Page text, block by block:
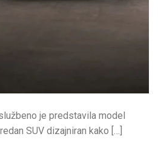
je predstavila model
SUV dizajniran kako […]